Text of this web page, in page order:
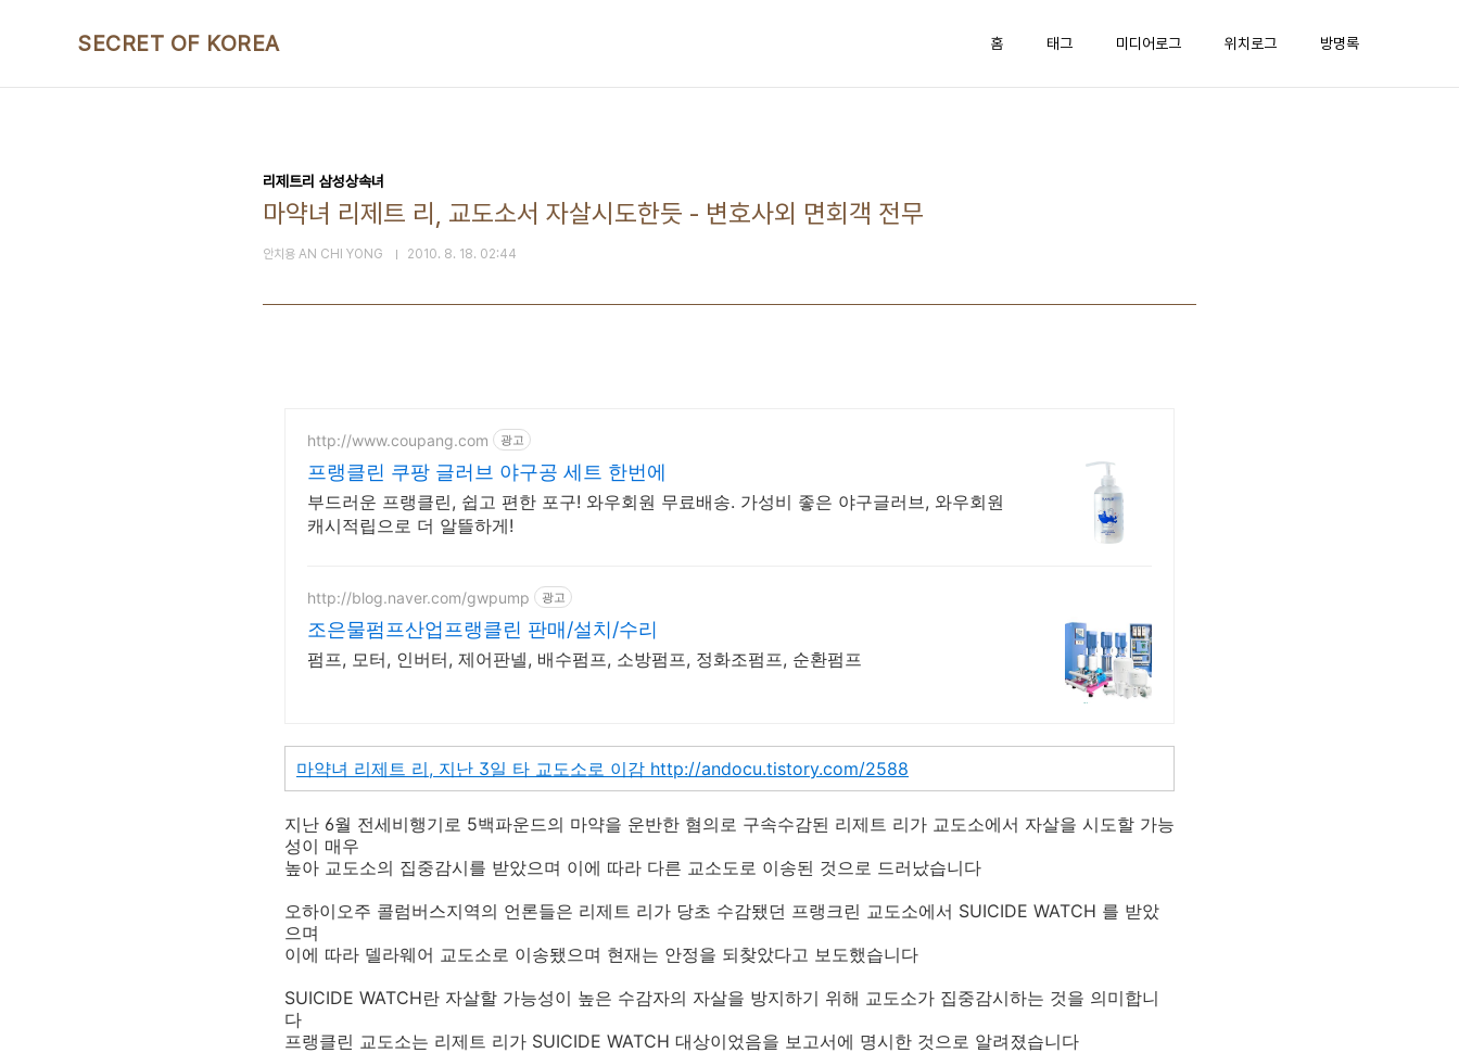
SECRET OF KOREA 홈 태그 미디어로그 위치로그 방명록
리제트리 삼성상속녀
마약녀 리제트 리, 교도소서 자살시도한듯 - 변호사외 면회객 전무
안치용 AN CHI YONG 2010. 8. 18. 02:44
http://www.coupang.com 광고
프랭클린 쿠팡 글러브 야구공 세트 한번에
부드러운 프랭클린, 쉽고 편한 포구! 와우회원 무료배송. 가성비 좋은 야구글러브, 와우회원
캐시적립으로 더 알뜰하게!
http://blog.naver.com/gwpump 광고
조은물펌프산업프랭클린 판매/설치/수리
펌프, 모터, 인버터, 제어판넬, 배수펌프, 소방펌프, 정화조펌프, 순환펌프
마약녀 리제트 리, 지난 3일 타 교도소로 이감 http://andocu.tistory.com/2588
지난 6월 전세비행기로 5백파운드의 마약을 운반한 혐의로 구속수감된 리제트 리가 교도소에서 자살을 시도할 가능
성이 매우
높아 교도소의 집중감시를 받았으며 이에 따라 다른 교소도로 이송된 것으로 드러났습니다
오하이오주 콜럼버스지역의 언론들은 리제트 리가 당초 수감됐던 프랭크린 교도소에서 SUICIDE WATCH 를 받았
으며
이에 따라 델라웨어 교도소로 이송됐으며 현재는 안정을 되찾았다고 보도했습니다
SUICIDE WATCH란 자살할 가능성이 높은 수감자의 자살을 방지하기 위해 교도소가 집중감시하는 것을 의미합니
다
프랭클린 교도소는 리제트 리가 SUICIDE WATCH 대상이었음을 보고서에 명시한 것으로 알려졌습니다